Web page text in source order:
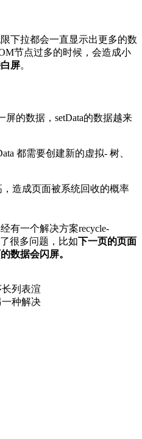
下拉都会一直显示出更多的数
节点过多的时候，会造成小
屏。
的数据，setData的数据越来
都需要创建新的虚拟- 树、
造成页面被系统回收的概率
有一个解决方案recycle-
很多问题，比如下一页的页面
数据会闪屏。